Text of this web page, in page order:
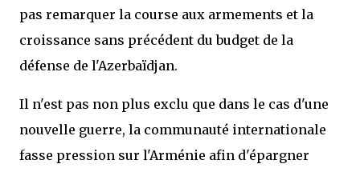
pas remarquer la course aux armements et la
croissance sans précédent du budget de la
défense de l'Azerbaïdjan.
Il n'est pas non plus exclu que dans le cas d'une
nouvelle guerre, la communauté internationale
fasse pression sur l'Arménie afin d'épargner